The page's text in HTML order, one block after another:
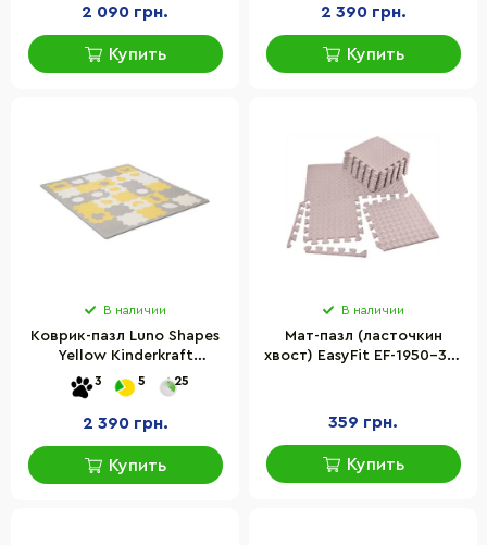
2 090 грн.
Купить
2 390 грн.
Купить
В наличии
Коврик-пазл Luno Shapes
Yellow Kinderkraft
KPLUSH00YEL0000, 30
элементов
3 5 25
2 390 грн.
Купить
В наличии
Мат-пазл (ласточкин
хвост) EasyFit EF-1950-30-
359 грн.
Купить